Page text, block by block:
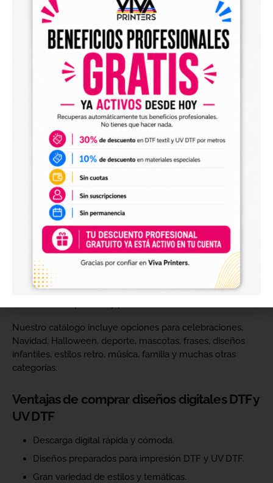
el archivo en tu programa de impresión y producirlo con tu
maquinaria DTF.
Diseños digitales para impresión UV DTF
También encontrarás diseños digitales para UV DTF
perfectos para personalizar vasos, botellas, termos, cajas,
envases, artículos promocionales y otras superficies rígidas
Estos diseños permiten incorporar nuevas opciones a tu
catálogo de personalización de objetos y preparar
producciones propias utilizando tu impresora UV DTF o tu
proveedor habitual de impresión.
Archivos digitales para negocios de
personalización
Comprar diseños digitales es una solución práctica para
profesionales que quieren ahorrar tiempo, renovar su
catálogo y ofrecer más variedad de productos a sus
clientes. Podrás escoger diseños de diferentes estilos,
Nuestro catálogo incluye opciones para celebraciones,
Navidad, Halloween, deporte, mascotas, frases, diseños
infantiles, estilos retro, música, familia y muchas otras
categorías.
Ventajas de comprar diseños digitales DTF y
UV DTF
Descarga digital rápida y cómoda.
Diseños preparados para impresión DTF y UV DTF.
Gran variedad de estilos y temáticas.